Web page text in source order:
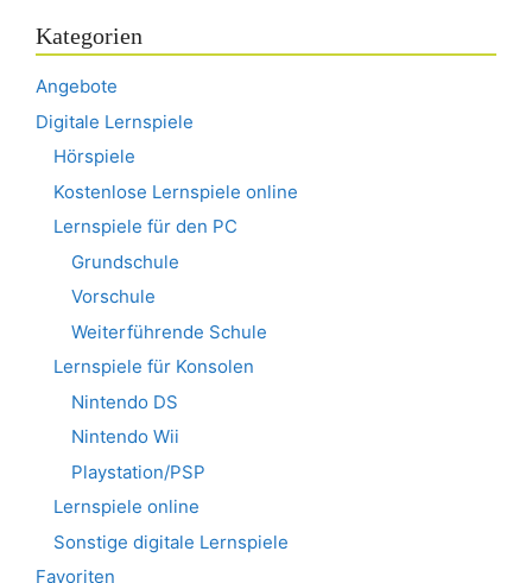
Kategorien
Angebote
Digitale Lernspiele
Hörspiele
Kostenlose Lernspiele online
Lernspiele für den PC
Grundschule
Vorschule
Weiterführende Schule
Lernspiele für Konsolen
Nintendo DS
Nintendo Wii
Playstation/PSP
Lernspiele online
Sonstige digitale Lernspiele
Favoriten